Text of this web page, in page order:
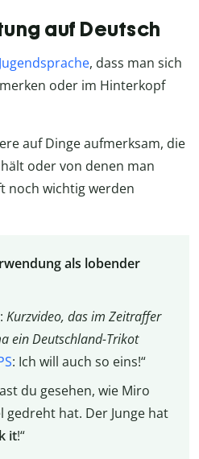
auf Deutsch
Jugendsprache, dass man sich
oder im Hinterkopf
auf Dinge aufmerksam, die
oder von denen man
noch wichtig werden
als lobender
: Kurzvideo, das im Zeitraffer
ein Deutschland-Trikot
: Ich will auch so eins!“
du gesehen, wie Miro
gedreht hat. Der Junge hat
it!“